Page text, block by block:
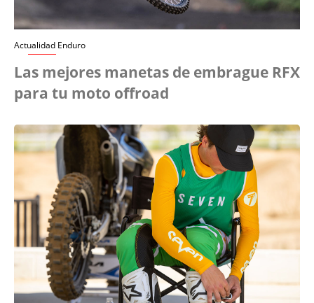
Actualidad Enduro
Las mejores manetas de embrague RFX
para tu moto offroad